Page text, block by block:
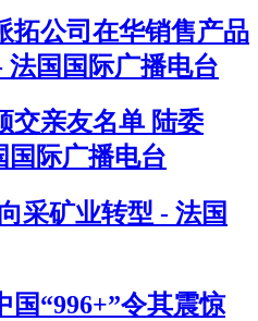
拓公司在华销售产品
法国国际广播电台
交亲友名单 陆委
国际广播电台
采矿业转型 - 法国
国“996+”令其震惊